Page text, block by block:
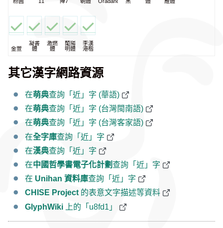
金萱
凝書
體
激燃
體
蘭陽
明體
李漢
港楷
其它漢字網路資源
在萌典查詢「近」字 (華語)
在萌典查詢「近」字 (台灣閩南語)
在萌典查詢「近」字 (台灣客家語)
在全字庫查詢「近」字
在漢典查詢「近」字
在中國哲學書電子化計劃查詢「近」字
在 Unihan 資料庫查詢「近」字
CHISE Project 的表意文字描述等資料
GlyphWiki 上的「u8fd1」